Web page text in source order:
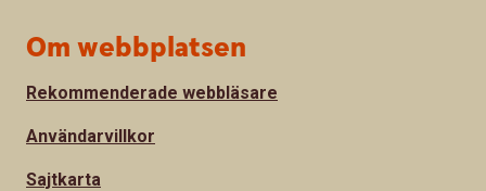
Om webbplatsen
Rekommenderade webbläsare
Användarvillkor
Sajtkarta